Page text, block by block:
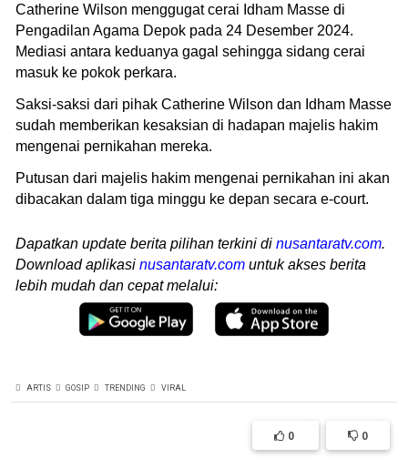
Catherine Wilson menggugat cerai Idham Masse di
Pengadilan Agama Depok pada 24 Desember 2024.
Mediasi antara keduanya gagal sehingga sidang cerai
masuk ke pokok perkara.
Saksi-saksi dari pihak Catherine Wilson dan Idham Masse
sudah memberikan kesaksian di hadapan majelis hakim
mengenai pernikahan mereka.
Putusan dari majelis hakim mengenai pernikahan ini akan
dibacakan dalam tiga minggu ke depan secara e-court.
Dapatkan update berita pilihan terkini di nusantaratv.com.
Download aplikasi nusantaratv.com untuk akses berita
lebih mudah dan cepat melalui:
ARTIS GOSIP TRENDING VIRAL
0 0